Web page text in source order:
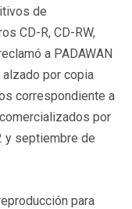
de
CD-R, CD-RW,
a PADAWAN
por copia
correspondiente a
por
y septiembre de
para